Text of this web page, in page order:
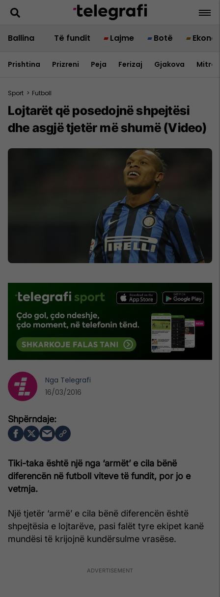
Ballina Të fundit Lajme Botë
Prishtina Prizreni Peja Ferizaj Gjakova
Sport > Futboll
Lojtarët që posedojnë shpejtësi
dhe asgjë tjetër më shumë (Video)
Tiki-taka është një nga ‘armët’ e cila bënë
diferencën në futboll viteve të fundit, por jo e
vetmja.
Një tjetër ‘armë’ e cila bënë diferencën është
shpejtësia e lojtarëve, pasi falët tyre ekipet kanë
mundësi të krijojnë kundërsulme vrasëse.
Nga Telegrafi
16/03/2016